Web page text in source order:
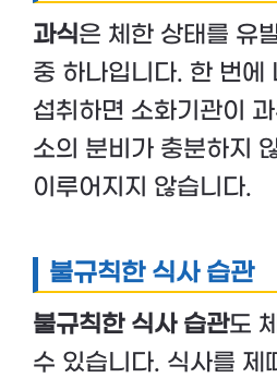
과식은 체한 상태를 유
중 하나입니다. 한 번에
섭취하면 소화기관이
소의 분비가 충분하지
이루어지지 않습니다.
불규칙한 식사 습관
불규칙한 식사 습관도
수 있습니다. 식사를 제